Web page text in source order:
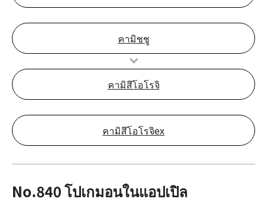
คามิชชู
คามิสึโอโรจิ
คามิสึโอโรจิex
No.840 โปเกมอนในแอปเปิล